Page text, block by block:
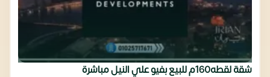
شقة لقطه160م للبيع بفيو علي النيل مباشرة